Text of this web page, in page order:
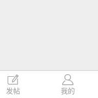

发帖

我的